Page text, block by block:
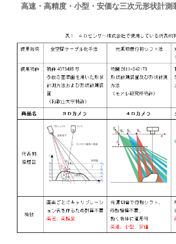
拠点／グループ会社
受賞歴
認定・資格
Corporate Blog
拠点／グループ会社
受賞歴
認定・資格
Corporate Blog
高速・高精度・小型・安価な三次元形状計測